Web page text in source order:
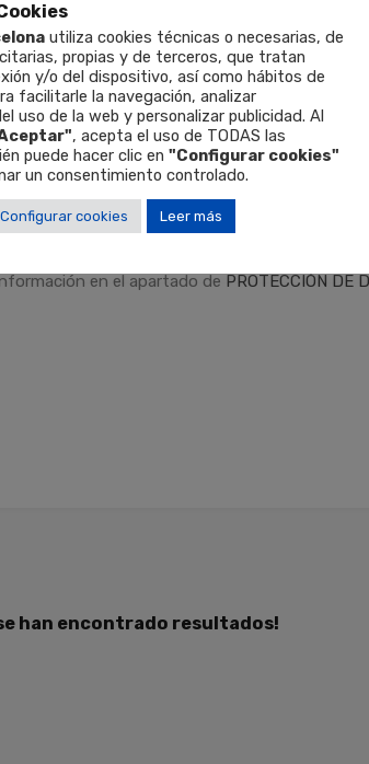
a sus solicitudes y remitirle
retirar su consentimiento en cualquier
en el apartado de PROTECCIÓN DE
se han encontrado resultados!
utiliza cookies técnicas o necesarias, de
propias y de terceros, que tratan
y/o del dispositivo, así como hábitos de
facilitarle la navegación, analizar
uso de la web y personalizar publicidad. Al
, acepta el uso de TODAS las
puede hacer clic en "Configurar cookies"
un consentimiento controlado.
Configurar cookies Leer más